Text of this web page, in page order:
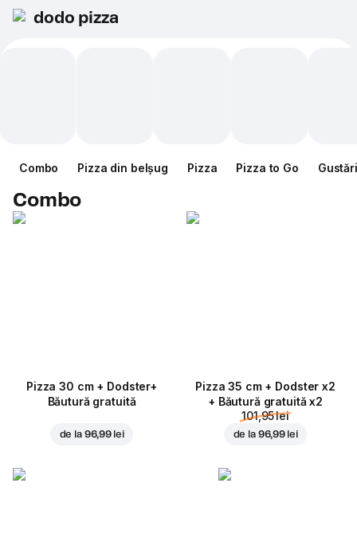
dodo pizza
Combo Pizza din belșug Pizza Pizza to Go Gustări
Combo
Pizza 30 cm + Dodster+
Băutură gratuită
de la 96,99 lei
Pizza 35 cm + Dodster x2
+ Băutură gratuită x2
101,95 lei
de la 96,99 lei